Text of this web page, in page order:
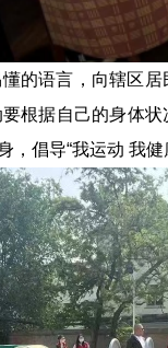
的语言，向辖区
根据自己的身体
倡导“我运动 我健